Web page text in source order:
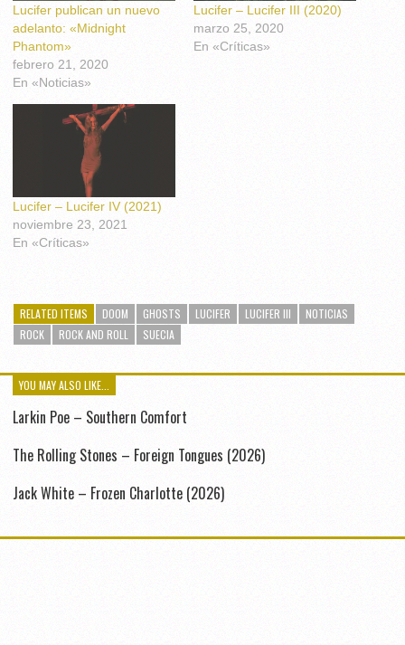
Lucifer publican un nuevo
adelanto: «Midnight
Phantom»
febrero 21, 2020
En «Noticias»
Lucifer – Lucifer III (2020)
marzo 25, 2020
En «Críticas»
Lucifer – Lucifer IV (2021)
noviembre 23, 2021
En «Críticas»
RELATED ITEMS DOOM GHOSTS LUCIFER LUCIFER III
NOTICIAS
ROCK
ROCK AND ROLL SUECIA
YOU MAY ALSO LIKE...
Larkin Poe – Southern Comfort
The Rolling Stones – Foreign Tongues (2026)
Jack White – Frozen Charlotte (2026)